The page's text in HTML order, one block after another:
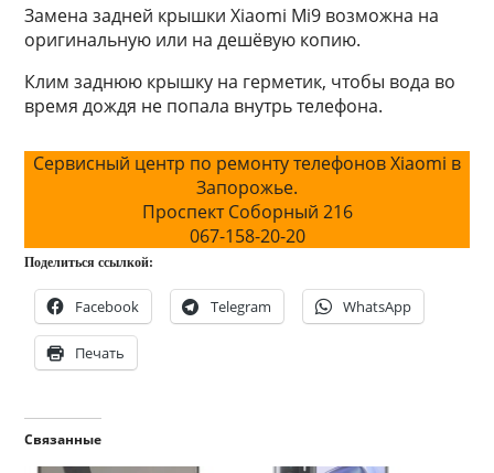
Замена задней крышки Xiaomi Mi9 возможна на
оригинальную или на дешёвую копию.
Клим заднюю крышку на герметик, чтобы вода во
время дождя не попала внутрь телефона.
Сервисный центр по ремонту телефонов Xiaomi в
Запорожье.
Проспект Соборный 216
067-158-20-20
Поделиться ссылкой:
Facebook Telegram WhatsApp
Печать
Связанные